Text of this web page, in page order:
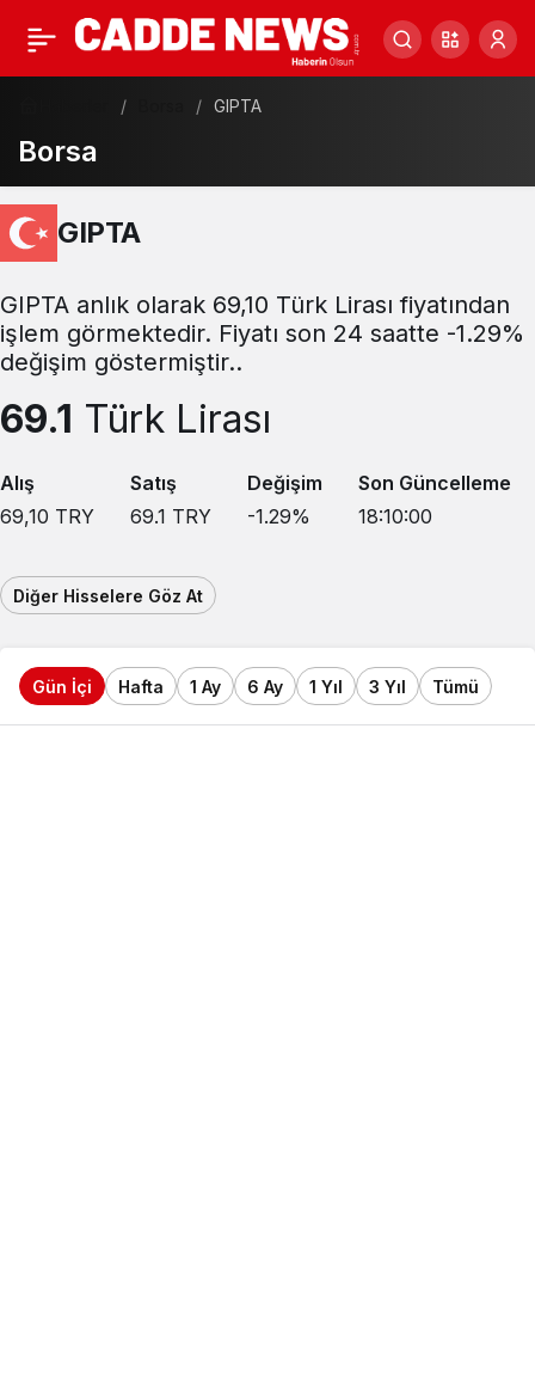
GIPTA
Borsa
GIPTA
GIPTA anlık olarak 69,10 Türk Lirası fiyatından
işlem görmektedir. Fiyatı son 24 saatte -1.29%
değişim göstermiştir..
69.1 Türk Lirası
Alış
69,10 TRY
Satış
69.1 TRY
Değişim
-1.29%
Son Güncelleme
18:10:00
Diğer Hisselere Göz At
Gün İçi Hafta 1 Ay 6 Ay 1 Yıl 3 Yıl Tümü